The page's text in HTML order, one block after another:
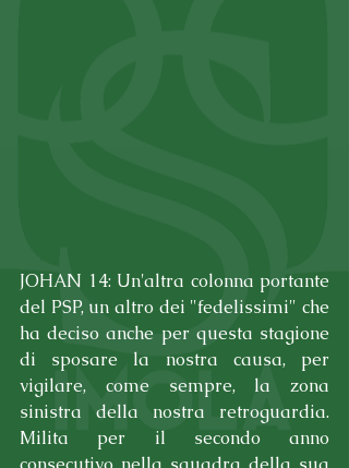
JOHAN 14: Un'altra colonna portante
del PSP, un altro dei "fedelissimi" che
ha deciso anche per questa stagione
di sposare la nostra causa, per
vigilare, come sempre, la zona
sinistra della nostra retroguardia.
Milita per il secondo anno